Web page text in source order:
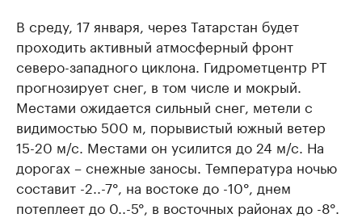
В среду, 17 января, через Татарстан будет
проходить активный атмосферный фронт
северо-западного циклона. Гидрометцентр РТ
прогнозирует снег, в том числе и мокрый.
Местами ожидается сильный снег, метели с
видимостью 500 м, порывистый южный ветер
15-20 м/с. Местами он усилится до 24 м/с. На
дорогах – снежные заносы. Температура ночью
составит -2..-7°, на востоке до -10°, днем
потеплеет до 0..-5°, в восточных районах до -8°.